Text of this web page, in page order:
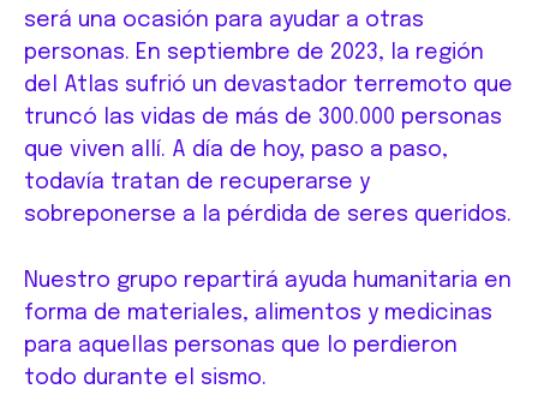
será una ocasión para ayudar a otras
personas. En septiembre de 2023, la región
del Atlas sufrió un devastador terremoto que
truncó las vidas de más de 300.000 personas
que viven allí. A día de hoy, paso a paso,
todavía tratan de recuperarse y
sobreponerse a la pérdida de seres queridos.
Nuestro grupo repartirá ayuda humanitaria en
forma de materiales, alimentos y medicinas
para aquellas personas que lo perdieron
todo durante el sismo.